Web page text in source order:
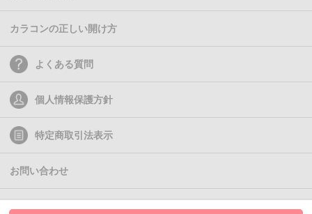
カラコンの正しい開け方
よくある質問
個人情報保護方針
特定商取引法表示
お問い合わせ